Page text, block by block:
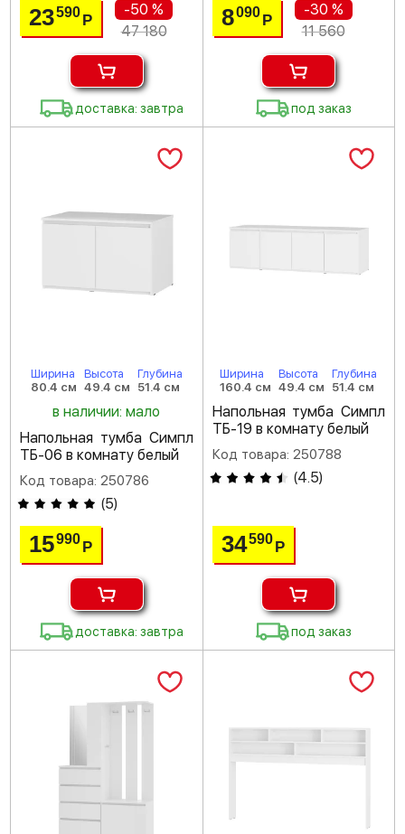
23590Р
-50 %
47 180
доставка: завтра
8090 Р
-30 %
11 560
под заказ
Ширина
80.4 см
Высота
49.4 см
Глубина
51.4 см
в наличии: мало
Напольная тумба Симпл
ТБ-06 в комнату белый
Код товара: 250786
(5)
15990Р
доставка: завтра
Ширина
160.4 см
Высота
49.4 см
Глубина
51.4 см
Напольная тумба Симпл
ТБ-19 в комнату белый
Код товара: 250788
(4.5)
34590 Р
под заказ